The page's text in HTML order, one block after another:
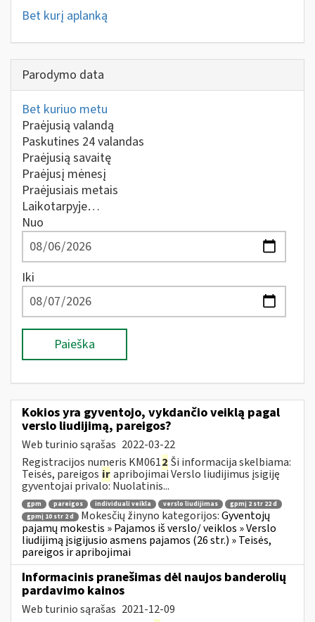
Bet kurį aplanką
Parodymo data
Bet kuriuo metu
Praėjusią valandą
Paskutines 24 valandas
Praėjusią savaitę
Praėjusį mėnesį
Praėjusiais metais
Laikotarpyje…
Nuo
Iki
Paieška
Kokios yra gyventojo, vykdančio veiklą pagal
verslo liudijimą, pareigos?
Web turinio sąrašas 2022-03-22
Registracijos numeris KM0612 Ši informacija skelbiama:
Teisės, pareigos irapribojimai Verslo liudijimus įsigiję
gyventojai privalo: Nuolatinis...
gpm pareigos individuali veikla verslo liudijimas
gpmį 2 str 22 d
gpmį 10 str 2 d
Mokesčių žinyno kategorijos:Gyventojų
pajamų mokestis » Pajamos iš verslo/ veiklos » Verslo
liudijimą įsigijusio asmens pajamos (26 str.) » Teisės,
pareigos ir apribojimai
Informacinis pranešimas dėl naujos banderolių
pardavimo kainos
Web turinio sąrašas 2021-12-09